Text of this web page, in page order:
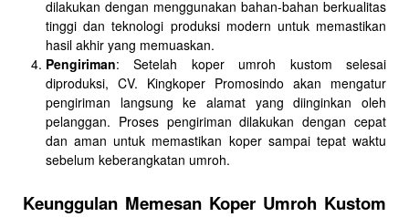
dilakukan dengan menggunakan bahan-bahan berkualitas
tinggi dan teknologi produksi modern untuk memastikan
hasil akhir yang memuaskan.
Pengiriman: Setelah koper umroh kustom selesai
diproduksi, CV. Kingkoper Promosindo akan mengatur
pengiriman langsung ke alamat yang diinginkan oleh
pelanggan. Proses pengiriman dilakukan dengan cepat
dan aman untuk memastikan koper sampai tepat waktu
sebelum keberangkatan umroh.
Keunggulan Memesan Koper Umroh Kustom